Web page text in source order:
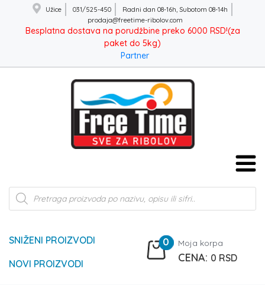
Užice 031/525-450
Radni dan 08-16h, Subotom 08-14h
prodaja@freetime-ribolov.com
Besplatna dostava na porudžbine preko 6000 RSD!(za
paket do 5kg)
Partner
Products
search
SNIŽENI PROIZVODI
NOVI PROIZVODI
0 Moja korpa
0 RSD